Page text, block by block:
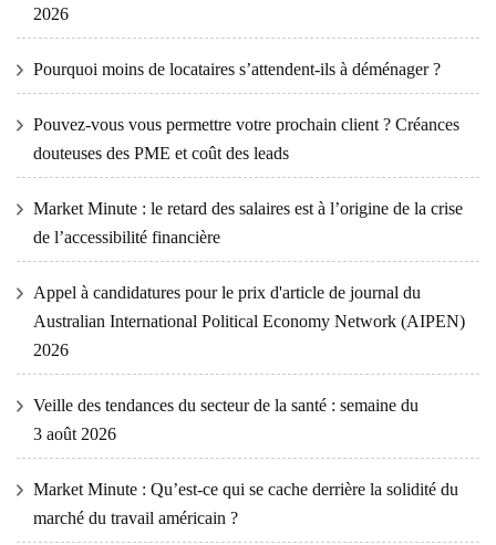
2026
Pourquoi moins de locataires s’attendent-ils à déménager ?
Pouvez-vous vous permettre votre prochain client ? Créances
douteuses des PME et coût des leads
Market Minute : le retard des salaires est à l’origine de la crise
de l’accessibilité financière
Appel à candidatures pour le prix d'article de journal du
Australian International Political Economy Network (AIPEN)
2026
Veille des tendances du secteur de la santé : semaine du
3 août 2026
Market Minute : Qu’est-ce qui se cache derrière la solidité du
marché du travail américain ?